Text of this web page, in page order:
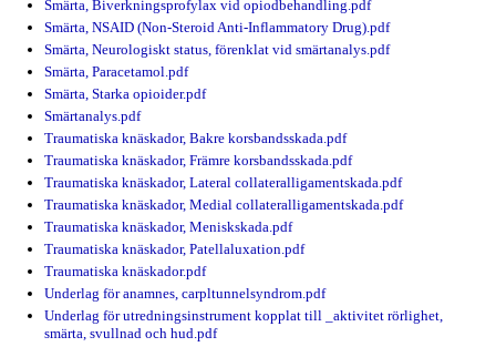
Smärta, Biverkningsprofylax vid opiodbehandling.pdf
Smärta, NSAID (Non-Steroid Anti-Inflammatory Drug).pdf
Smärta, Neurologiskt status, förenklat vid smärtanalys.pdf
Smärta, Paracetamol.pdf
Smärta, Starka opioider.pdf
Smärtanalys.pdf
Traumatiska knäskador, Bakre korsbandsskada.pdf
Traumatiska knäskador, Främre korsbandsskada.pdf
Traumatiska knäskador, Lateral collateralligamentskada.pdf
Traumatiska knäskador, Medial collateralligamentskada.pdf
Traumatiska knäskador, Meniskskada.pdf
Traumatiska knäskador, Patellaluxation.pdf
Traumatiska knäskador.pdf
Underlag för anamnes, carpltunnelsyndrom.pdf
Underlag för utredningsinstrument kopplat till _aktivitet rörlighet,
smärta, svullnad och hud.pdf